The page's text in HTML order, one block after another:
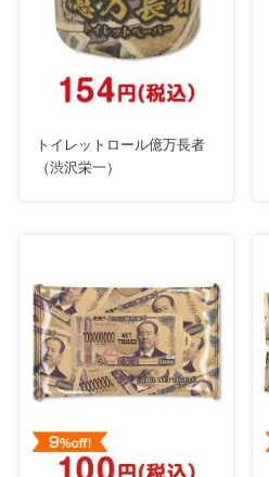
トイレットロール億万長者
（渋沢栄一）